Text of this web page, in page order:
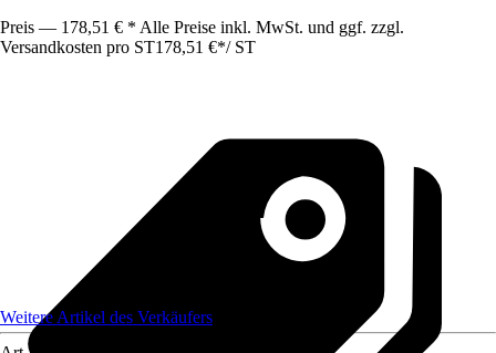
Preis — 178,51 € * Alle Preise inkl. MwSt. und ggf. zzgl.
Versandkosten pro ST178,51 €*/ ST
Weitere Artikel des Verkäufers